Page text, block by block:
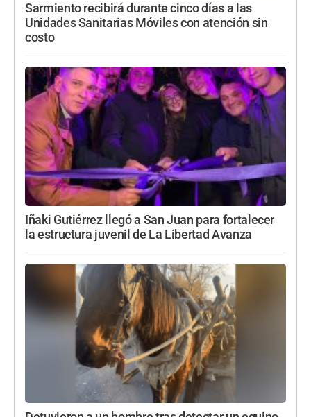
Sarmiento recibirá durante cinco días a las
Unidades Sanitarias Móviles con atención sin
costo
Iñaki Gutiérrez llegó a San Juan para fortalecer
la estructura juvenil de La Libertad Avanza